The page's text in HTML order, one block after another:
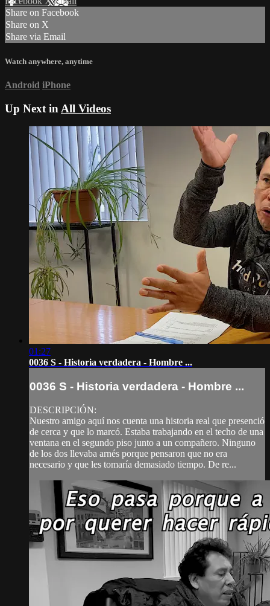
Share on Facebook
Share on X
Share via Email
Watch anywhere, anytime
Android iPhone
Up Next in All Videos
01:27
0036 S - Historia verdadera - Hombre ...
0036 S - Historia verdadera - Hombre ...
DESCRIPCIÓN:
Nuestro amigo aquí nos cuenta una historia real que presenció
de cerca y que lo marcó. Estaba trabajando en el techo de una
ventana en el segundo piso junto a un compañero. Ninguno
de los dos llevaba arnés porque pensaron que no era
necesario y que les tomaría demasiado tiempo. De re...